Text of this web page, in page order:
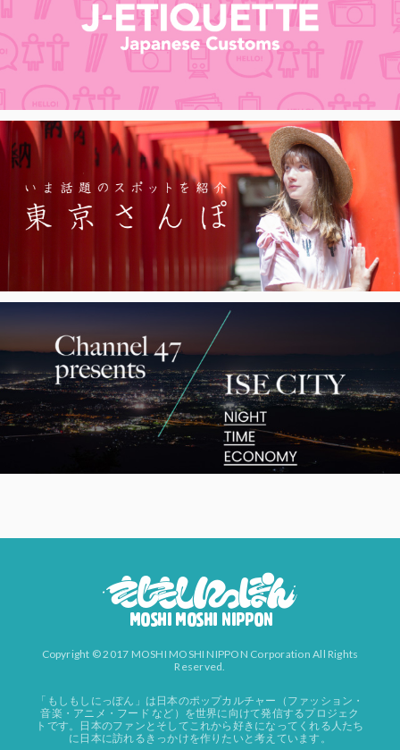
Copyright © 2017 MOSHI MOSHI NIPPON Corporation All Rights
Reserved.
「もしもしにっぽん」は日本のポップカルチャー（ファッション・
音楽・アニメ・フード など）を世界に向けて発信するプロジェク
トです。日本のファンとそしてこれから好きになってくれる人たち
に日本に訪れるきっかけを作りたいと考えています。